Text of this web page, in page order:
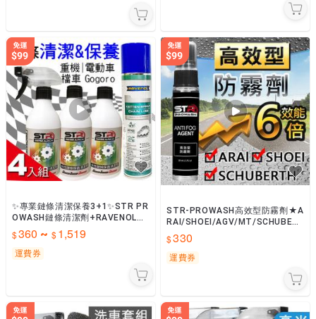
✨專業鏈條清潔保養3+1✨STR PR
OWASH鏈條清潔劑+RAVENOL鏈
條油/鏈條潤滑噴霧-可用重機檔車
電動車自行車
360 ~ 1,519
運費券
STR-PROWASH高效型防霧劑★A
RAI/SHOEI/AGV/MT/SCHUBER
TH 抗油汙 安全帽鏡片防霧★
330
運費券